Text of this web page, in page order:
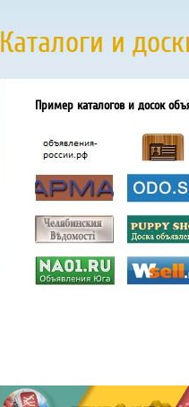
Каталоги и
Пример каталогов и досок